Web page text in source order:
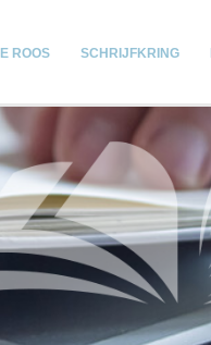
ROOS SCHRIJFKRING